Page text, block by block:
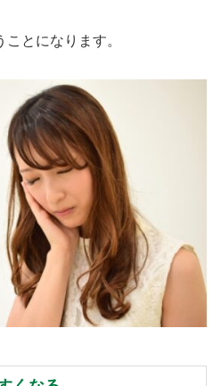
とになります。